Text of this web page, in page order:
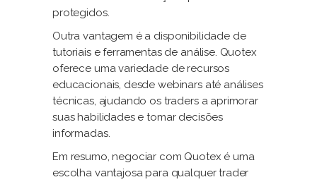
protegidos.
Outra vantagem é a disponibilidade de
tutoriais e ferramentas de análise. Quotex
oferece uma variedade de recursos
educacionais, desde webinars até análises
técnicas, ajudando os traders a aprimorar
suas habilidades e tomar decisões
informadas.
Em resumo, negociar com Quotex é uma
escolha vantajosa para qualquer trader